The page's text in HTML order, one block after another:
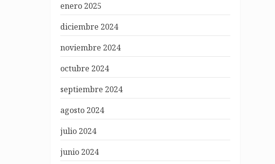
enero 2025
diciembre 2024
noviembre 2024
octubre 2024
septiembre 2024
agosto 2024
julio 2024
junio 2024